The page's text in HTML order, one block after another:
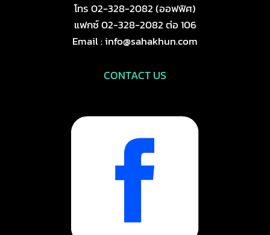
โทร 02-328-2082 (ออฟฟิศ)
แฟกซ์ 02-328-2082 ต่อ 106
Email : info@sahakhun.com
CONTACT US